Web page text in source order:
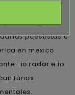
usa
tus cagadas
puestistas u
en mexico
io radar ë io
farias